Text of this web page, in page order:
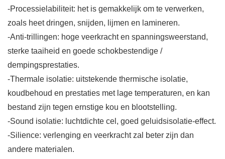
-Processielabiliteit: het is gemakkelijk om te verwerken,
zoals heet dringen, snijden, lijmen en lamineren.
-Anti-trillingen: hoge veerkracht en spanningsweerstand,
sterke taaiheid en goede schokbestendige /
dempingsprestaties.
-Thermale isolatie: uitstekende thermische isolatie,
koudbehoud en prestaties met lage temperaturen, en kan
bestand zijn tegen ernstige kou en blootstelling.
-Sound isolatie: luchtdichte cel, goed geluidsisolatie-effect.
-Silience: verlenging en veerkracht zal beter zijn dan
andere materialen.